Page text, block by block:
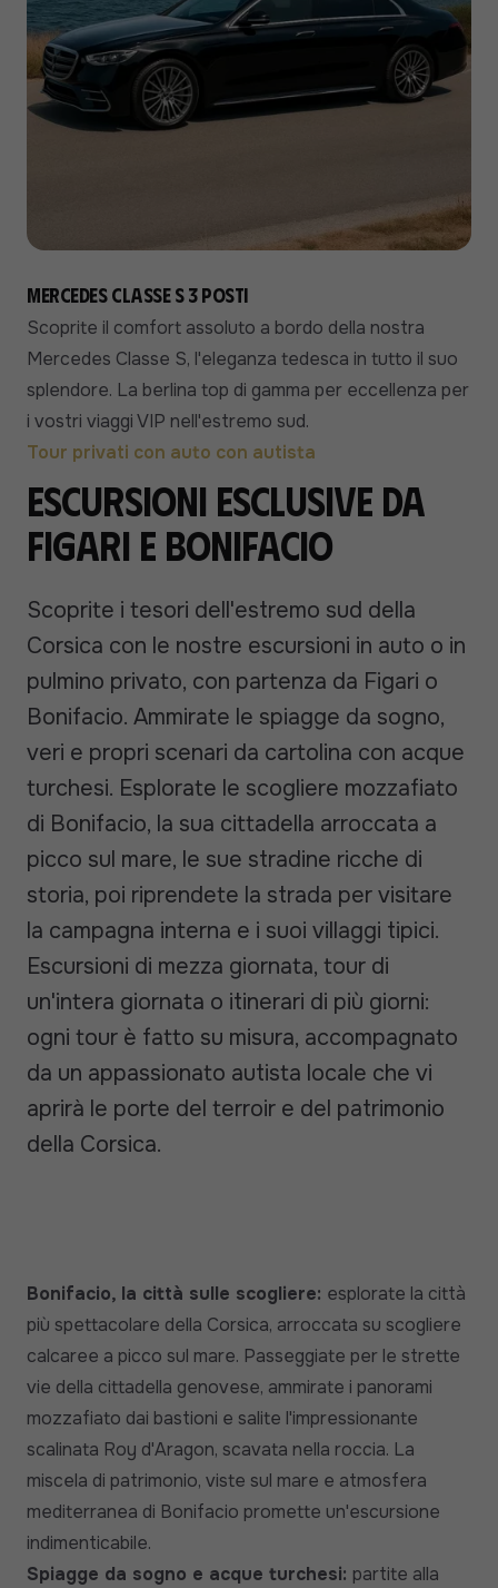
Mercedes Classe S 3 posti
Scoprite il comfort assoluto a bordo della nostra
Mercedes Classe S, l'eleganza tedesca in tutto il suo
splendore. La berlina top di gamma per eccellenza per
i vostri viaggi VIP nell'estremo sud.
Tour privati con auto con autista
Escursioni esclusive da
Figari e Bonifacio
Scoprite i tesori dell'estremo sud della
Corsica con le nostre escursioni in auto o in
pulmino privato, con partenza da Figari o
Bonifacio. Ammirate le spiagge da sogno,
veri e propri scenari da cartolina con acque
turchesi. Esplorate le scogliere mozzafiato
di Bonifacio, la sua cittadella arroccata a
picco sul mare, le sue stradine ricche di
storia, poi riprendete la strada per visitare
la campagna interna e i suoi villaggi tipici.
Escursioni di mezza giornata, tour di
un'intera giornata o itinerari di più giorni:
ogni tour è fatto su misura, accompagnato
da un appassionato autista locale che vi
aprirà le porte del terroir e del patrimonio
della Corsica.
Bonifacio, la città sulle scogliere: esplorate la città
più spettacolare della Corsica, arroccata su scogliere
calcaree a picco sul mare. Passeggiate per le strette
vie della cittadella genovese, ammirate i panorami
mozzafiato dai bastioni e salite l'impressionante
scalinata Roy d'Aragon, scavata nella roccia. La
miscela di patrimonio, viste sul mare e atmosfera
mediterranea di Bonifacio promette un'escursione
indimenticabile.
Spiagge da sogno e acque turchesi: partite alla